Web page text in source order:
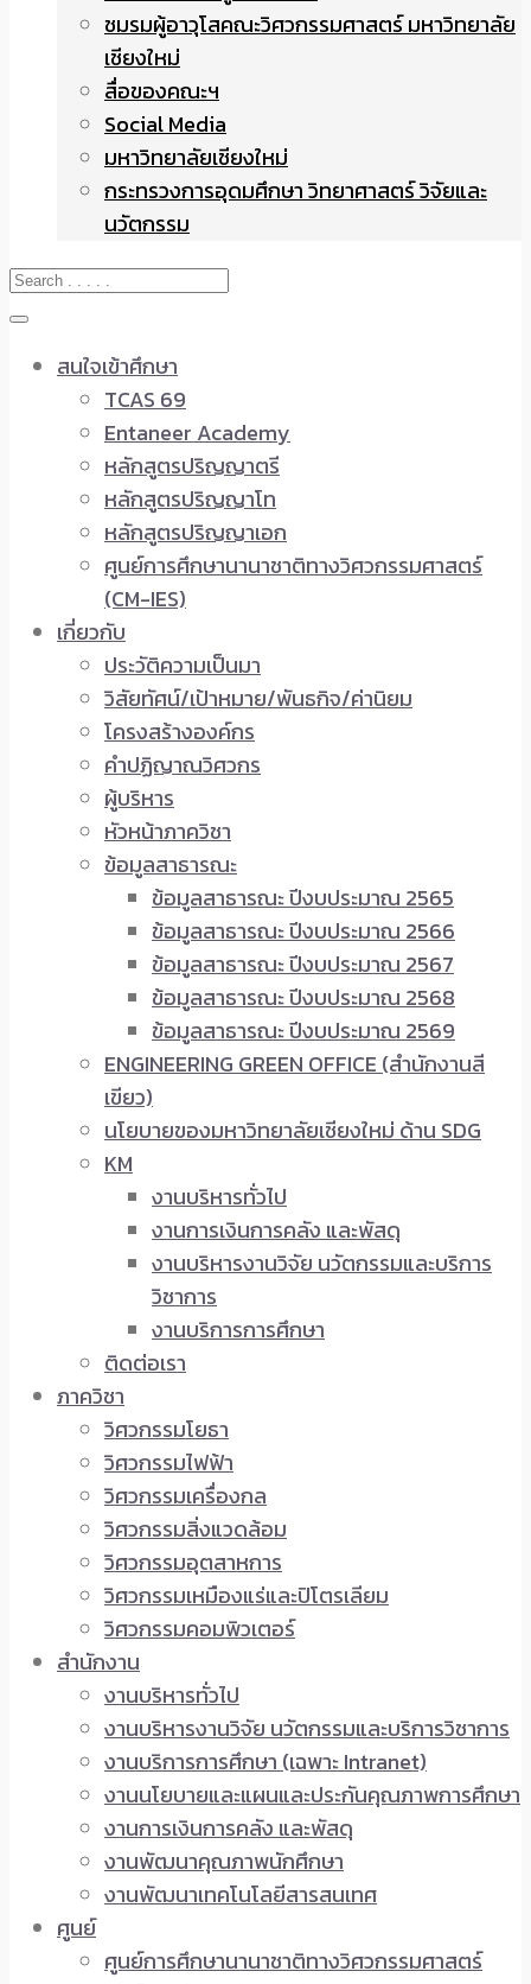
ชมรมผู้อาวุโสคณะวิศวกรรมศาสตร์ มหาวิทยาลัย
เชียงใหม่
สื่อของคณะฯ
Social Media
มหาวิทยาลัยเชียงใหม่
กระทรวงการอุดมศึกษา วิทยาศาสตร์ วิจัยและ
นวัตกรรม
สนใจเข้าศึกษา
TCAS 69
Entaneer Academy
หลักสูตรปริญญาตรี
หลักสูตรปริญญาโท
หลักสูตรปริญญาเอก
ศูนย์การศึกษานานาชาติทางวิศวกรรมศาสตร์
(CM-IES)
เกี่ยวกับ
ประวัติความเป็นมา
วิสัยทัศน์/เป้าหมาย/พันธกิจ/ค่านิยม
โครงสร้างองค์กร
คำปฏิญาณวิศวกร
ผู้บริหาร
หัวหน้าภาควิชา
ข้อมูลสาธารณะ
ข้อมูลสาธารณะ ปีงบประมาณ 2565
ข้อมูลสาธารณะ ปีงบประมาณ 2566
ข้อมูลสาธารณะ ปีงบประมาณ 2567
ข้อมูลสาธารณะ ปีงบประมาณ 2568
ข้อมูลสาธารณะ ปีงบประมาณ 2569
ENGINEERING GREEN OFFICE (สำนักงานสี
เขียว)
นโยบายของมหาวิทยาลัยเชียงใหม่ ด้าน SDG
KM
งานบริหารทั่วไป
งานการเงินการคลัง และพัสดุ
งานบริหารงานวิจัย นวัตกรรมและบริการ
วิชาการ
งานบริการการศึกษา
ติดต่อเรา
ภาควิชา
วิศวกรรมโยธา
วิศวกรรมไฟฟ้า
วิศวกรรมเครื่องกล
วิศวกรรมสิ่งแวดล้อม
วิศวกรรมอุตสาหการ
วิศวกรรมเหมืองแร่และปิโตรเลียม
วิศวกรรมคอมพิวเตอร์
สำนักงาน
งานบริหารทั่วไป
งานบริหารงานวิจัย นวัตกรรมและบริการวิชาการ
งานบริการการศึกษา (เฉพาะ Intranet)
งานนโยบายและแผนและประกันคุณภาพการศึกษา
งานการเงินการคลัง และพัสดุ
งานพัฒนาคุณภาพนักศึกษา
งานพัฒนาเทคโนโลยีสารสนเทศ
ศูนย์
ศูนย์การศึกษานานาชาติทางวิศวกรรมศาสตร์